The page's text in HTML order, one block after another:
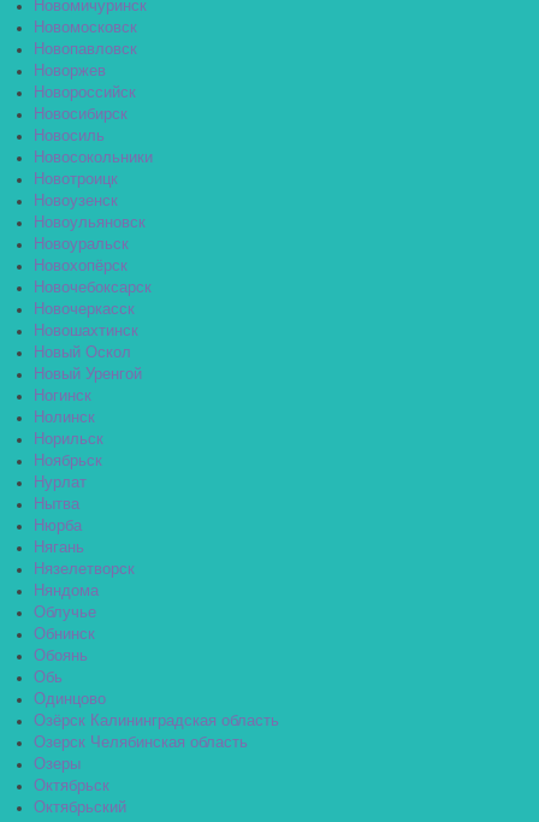
Новомичуринск
Новомосковск
Новопавловск
Новоржев
Новороссийск
Новосибирск
Новосиль
Новосокольники
Новотроицк
Новоузенск
Новоульяновск
Новоуральск
Новохопёрск
Новочебоксарск
Новочеркасск
Новошахтинск
Новый Оскол
Новый Уренгой
Ногинск
Нолинск
Норильск
Ноябрьск
Нурлат
Нытва
Нюрба
Нягань
Нязелетворск
Няндома
Облучье
Обнинск
Обоянь
Обь
Одинцово
Озёрск Калининградская область
Озерск Челябинская область
Озеры
Октябрьск
Октябрьский